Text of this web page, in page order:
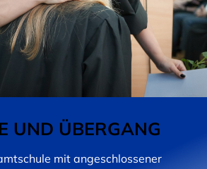
UND ÜBERGANG
mit angeschlossener